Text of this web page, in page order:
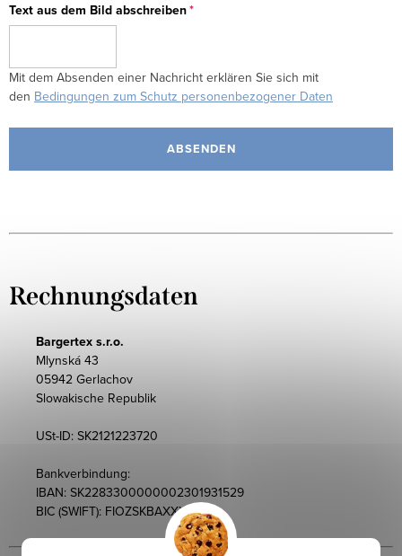
Text aus dem Bild abschreiben
Mit dem Absenden einer Nachricht erklären Sie sich mit
den Bedingungen zum Schutz personenbezogener Daten
ABSENDEN
Rechnungsdaten
Bargertex s.r.o.
Mlynská 43
05942 Gerlachov
Slowakische Republik
USt-ID: SK2121223720
Bankverbindung:
IBAN: SK2283300000002301931529
BIC (SWIFT): FIOZSKBAXXX